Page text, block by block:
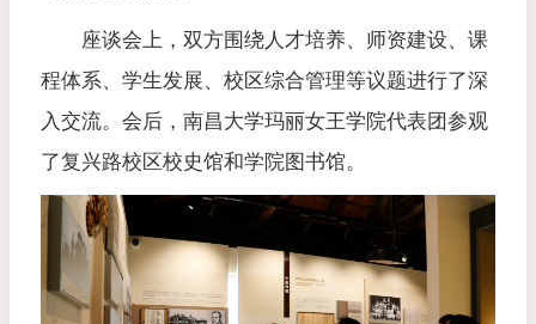
座谈会上，双方围绕人才培养、师资建设、课
程体系、学生发展、校区综合管理等议题进行了深
入交流。会后，南昌大学玛丽女王学院代表团参观
了复兴路校区校史馆和学院图书馆。